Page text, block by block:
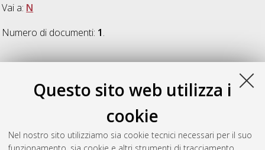
Questo sito web utilizza i
cookie
Nel nostro sito utilizziamo sia cookie tecnici necessari per il suo
Vai a: N
Numero di documenti: 1.
N
Nasi, Nicola(2022)Performing inclusion and exclusion in the
peer group. Children's social organization and peer socializing
practices in the classroom, [Dissertation thesis], Alma Mater
Studiorum Università di Bologna. Dottorato di ricerca in